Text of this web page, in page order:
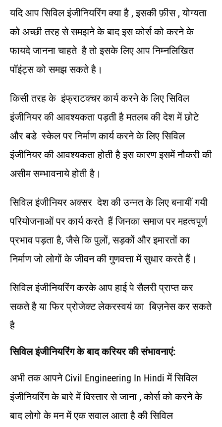
यदि आप सिविल इंजीनियरिंग क्या है , इसकी फ़ीस , योग्यता
को अच्छी तरह से समझने के बाद इस कोर्स को करने के
फायदे जानना चाहते है तो इसके लिए आप निम्नलिखित
पॉइंट्स को समझ सकते है।
किसी तरह के इंफ्राटक्चर कार्य करने के लिए सिविल
इंजीनियर की आवश्यकता पड़ती है मतलब की देश में छोटे
और बडे स्केल पर निर्माण कार्य करने के लिए सिविल
इंजीनियर की आवश्यकता होती है इस कारण इसमें नौकरी की
असीम सम्भावनाये होती है।
सिविल इंजीनियर अक्सर देश की उन्नत के लिए बनायीं गयी
परियोजनाओं पर कार्य करते हैं जिनका समाज पर महत्वपूर्ण
प्रभाव पड़ता है, जैसे कि पुलों, सड़कों और इमारतों का
निर्माण जो लोगों के जीवन की गुणवत्ता में सुधार करते हैं।
सिविल इंजीनियरिंग करके आप हाई पे सैलरी प्राप्त कर
सकते है या फिर प्रोजेक्ट लेकरस्वयं का बिज़नेस कर सकते
है
सिविल इंजीनियरिंग के बाद करियर की संभावनाएं:
अभी तक आपने Civil Engineering In Hindi में सिविल
इंजीनियरिंग के बारे में विस्तार से जाना , कोर्स को करने के
बाद लोगो के मन में एक सवाल आता है की सिविल